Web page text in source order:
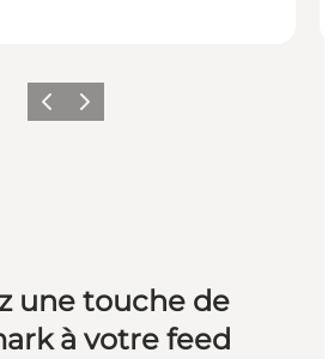
PrécédentSuivant
une touche de
à votre feed